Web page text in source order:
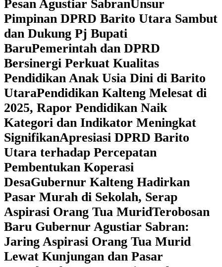
Pesan Agustiar SabranUnsur
Pimpinan DPRD Barito Utara Sambut
dan Dukung Pj Bupati
BaruPemerintah dan DPRD
Bersinergi Perkuat Kualitas
Pendidikan Anak Usia Dini di Barito
Utara‎Pendidikan Kalteng Melesat di
2025, Rapor Pendidikan Naik
Kategori dan Indikator Meningkat
SignifikanApresiasi DPRD Barito
Utara terhadap Percepatan
Pembentukan Koperasi
Desa‎Gubernur Kalteng Hadirkan
Pasar Murah di Sekolah, Serap
Aspirasi Orang Tua Murid‎Terobosan
Baru Gubernur Agustiar Sabran:
Jaring Aspirasi Orang Tua Murid
Lewat Kunjungan dan Pasar